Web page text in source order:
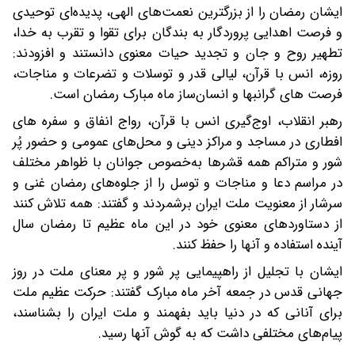
ایشان رمضان را از بزرگترین نعمت‌های الهی، پدیده‌ای توحیدی
و فرصت اهدایی پروردگار به بندگان برای تقوا و تقرب به خدا،
تطهیر روح و جان و تجدید حیات معنوی دانستند و افزودند:
روزه، انس با قرآن، لیالی قدر و توسلات و تضرعات و مناجات،
فرصت های گرانبها و انسان‌ساز ماه مبارک رمضان است.
رهبر انقلاب، اوج‌گیری انس با قرآن، رواج انفاق و سفره های
افطاری در مساجد و مراکز دینی و محل‌های عمومی و حضور پُر
شور و متراکم همه قشرها به‌خصوص جوانان با ظواهر مختلف
در مراسم دعا و مناجات و توسل را از جلوه‌های رمضان غنی و
سرشار از معنویت ملت ایران برشمردند و گفتند: همه تلاش کنند
از دستاوردهای معنوی خود در این ماه عظیم تا رمضان سال
آینده استفاده و آنها را حفظ کنند.
ایشان با تجلیل از راهپیمایی پر شور و پر معنای ملت در روز
جهانی قدس در جمعه آخر ماه مبارک گفتند: حرکت عظیم ملت
برای آنانی که در دنیا باید بفهمند و ملت ایران را بشناسند،
پیام‌های مختلفی داشت که به گوش آنها رسید.